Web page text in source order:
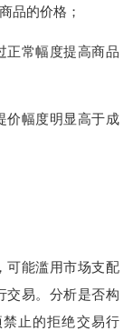
品的价格；
常幅度提高商品
幅度明显高于成
能滥用市场支配
交易。分析是否构
止的拒绝交易行